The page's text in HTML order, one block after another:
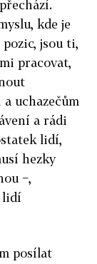
kde je
jsou ti,
pracovat,
uchazečům
a rádi
lidí,
hezky
−,
lidí
posílat